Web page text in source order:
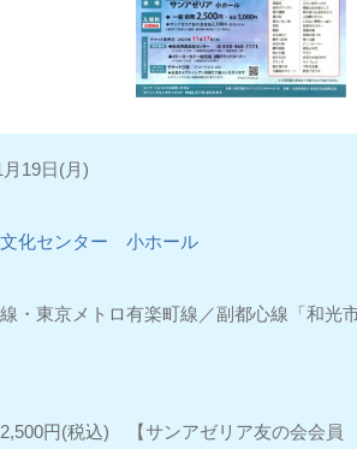
19日(月)
化センター 小ホール
・東京メトロ有楽町線／副都心線「和光
円(税込) 【サンアゼリア友の会会員